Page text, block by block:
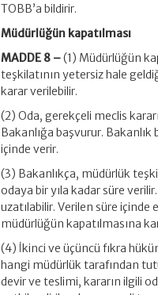
TOBB’a bildirir.
Müdürlüğün kapatılması
MADDE 8 –(1) Müdürlüğün
teşkilatının yetersiz hale
karar verilebilir.
(2) Oda, gerekçeli meclis
Bakanlığa başvurur.
içinde verir.
(3) Bakanlıkça, müdürlük
odaya bir yıla kadar süre
uzatılabilir. Verilen süre
müdürlüğün kapatılmasına
(4) İkinci ve üçüncü fıkra
hangi müdürlük tarafından
devir ve teslimi, kararın ilgili